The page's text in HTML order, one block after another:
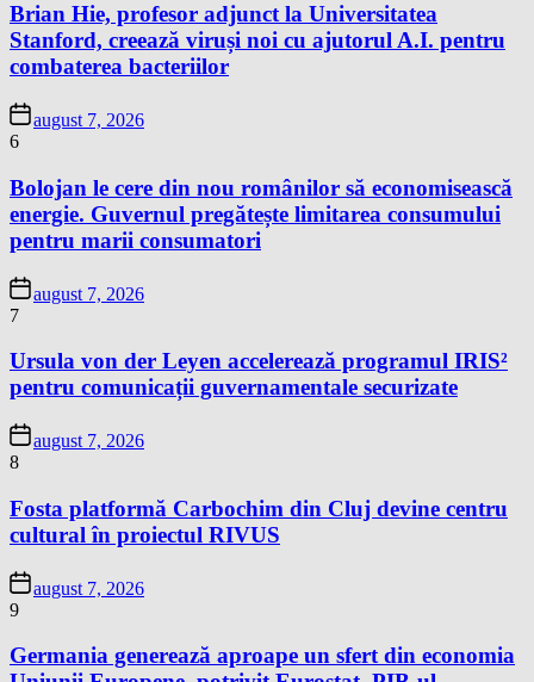
Brian Hie, profesor adjunct la Universitatea
Stanford, creează viruși noi cu ajutorul A.I. pentru
combaterea bacteriilor
august 7, 2026
6
Bolojan le cere din nou românilor să economisească
energie. Guvernul pregătește limitarea consumului
pentru marii consumatori
august 7, 2026
7
Ursula von der Leyen accelerează programul IRIS²
pentru comunicații guvernamentale securizate
august 7, 2026
8
Fosta platformă Carbochim din Cluj devine centru
cultural în proiectul RIVUS
august 7, 2026
9
Germania generează aproape un sfert din economia